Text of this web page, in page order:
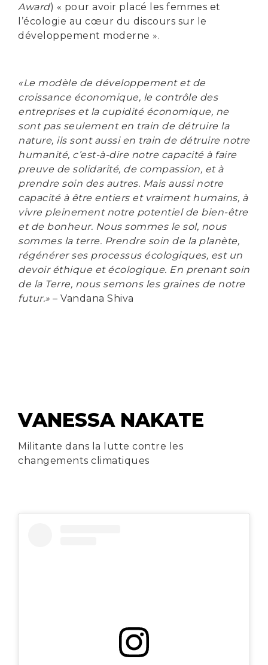
Award) « pour avoir placé les femmes et
l’écologie au cœur du discours sur le
développement moderne ».
«Le modèle de développement et de
croissance économique, le contrôle des
entreprises et la cupidité économique, ne
sont pas seulement en train de détruire la
nature, ils sont aussi en train de détruire notre
humanité, c’est-à-dire notre capacité à faire
preuve de solidarité, de compassion, et à
prendre soin des autres. Mais aussi notre
capacité à être entiers et vraiment humains, à
vivre pleinement notre potentiel de bien-être
et de bonheur. Nous sommes le sol, nous
sommes la terre. Prendre soin de la planète,
régénérer ses processus écologiques, est un
devoir éthique et écologique. En prenant soin
de la Terre, nous semons les graines de notre
futur.» – Vandana Shiva
VANESSA NAKATE
Militante dans la lutte contre les
changements climatiques